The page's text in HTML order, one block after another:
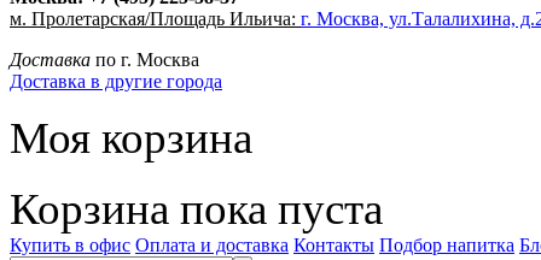
м. Пролетарская/Площадь Ильича: г. Москва, ул.Талалихина,
Доставка по г. Москва
Доставка в другие города
Моя корзина
Корзина пока пуста
Купить в офис Оплата и доставка Контакты Подбор напитка